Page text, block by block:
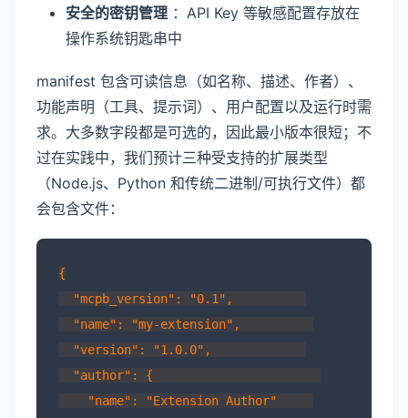
安全的密钥管理 ：API Key 等敏感配置存放在
操作系统钥匙串中
manifest 包含可读信息（如名称、描述、作者）、
功能声明（工具、提示词）、用户配置以及运行时需
求。大多数字段都是可选的，因此最小版本很短；不
过在实践中，我们预计三种受支持的扩展类型
（Node.js、Python 和传统二进制/可执行文件）都
会包含文件：
{
  "mcpb_version": "0.1",
  "name": "my-extension",
  "version": "1.0.0",
  "author": {
    "name": "Extension Author"